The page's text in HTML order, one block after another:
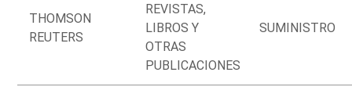
THOMSON
REUTERS
REVISTAS,
LIBROS Y
OTRAS
PUBLICACIONES
SUMINISTRO